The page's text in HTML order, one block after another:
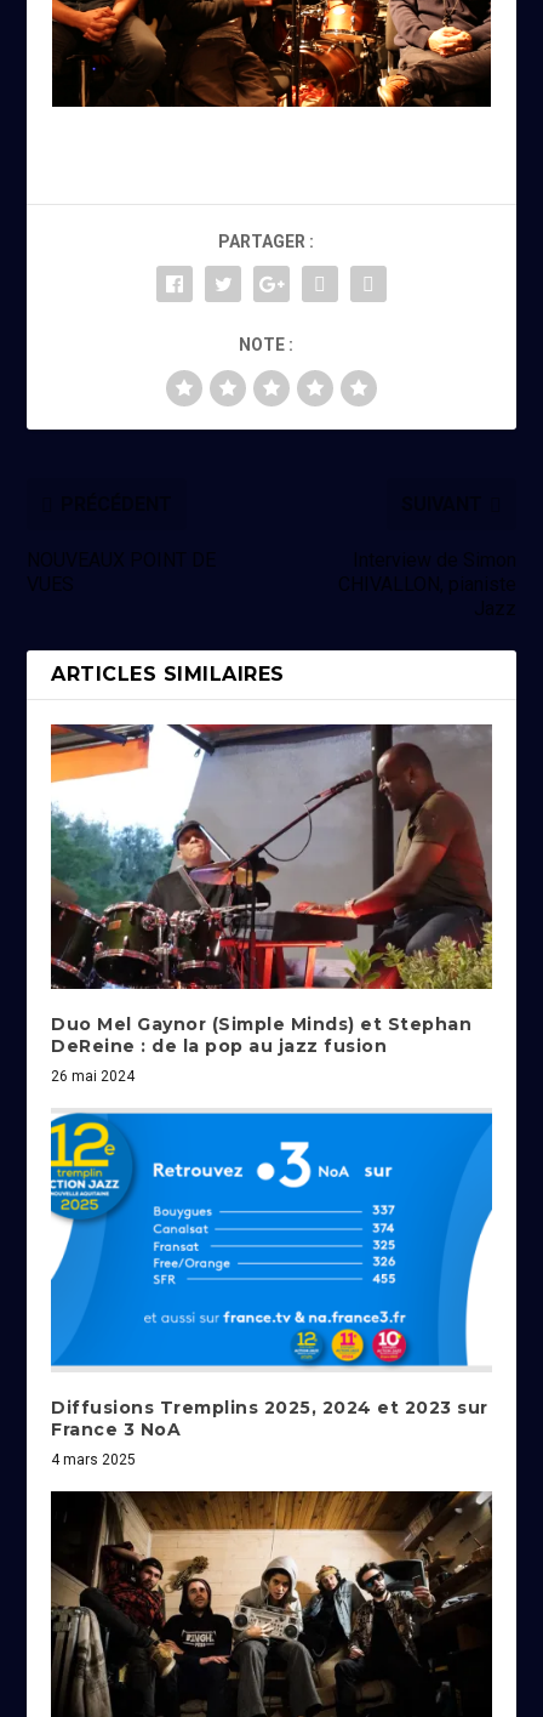
PARTAGER :
NOTE :
NOUVEAUX POINT DE
VUES
Interview de Simon
CHIVALLON, pianiste
Jazz
ARTICLES SIMILAIRES
Duo Mel Gaynor (Simple Minds) et Stephan
DeReine : de la pop au jazz fusion
26 mai 2024
Diffusions Tremplins 2025, 2024 et 2023 sur
France 3 NoA
4 mars 2025